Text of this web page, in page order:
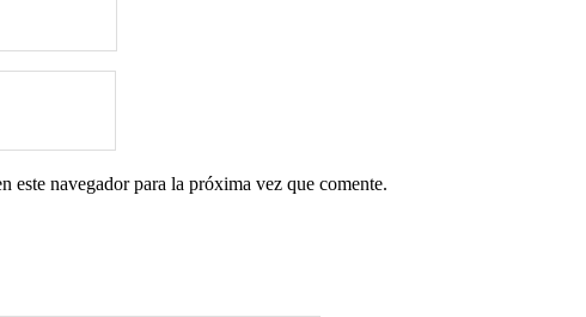
navegador para la próxima vez que comente.